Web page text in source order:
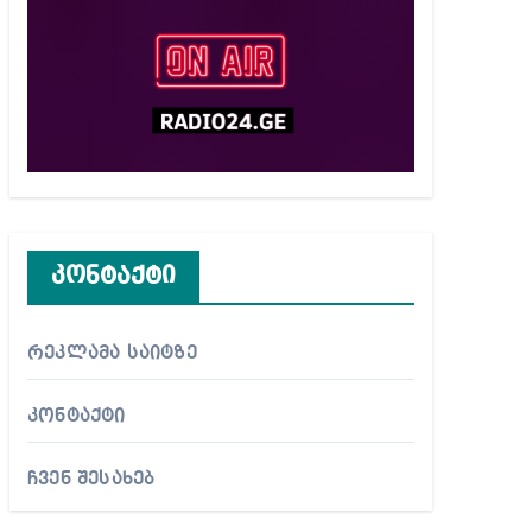
კონტაქტი
რეკლამა საიტზე
კონტაქტი
ჩვენ შესახებ